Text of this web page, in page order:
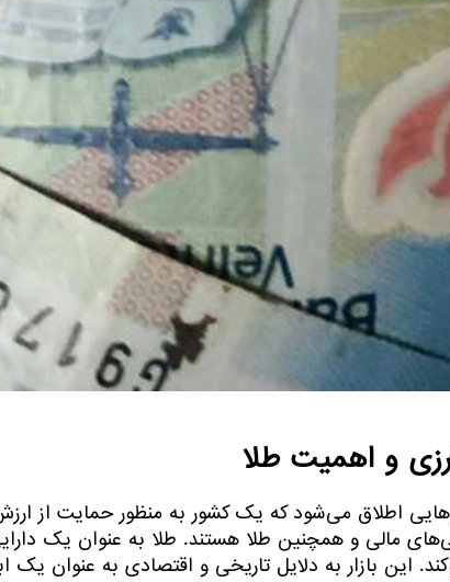
و اهمیت طلا
اطلاق می‌شود که یک کشور به منظور حمایت از
مالی و همچنین طلا هستند. طلا به عنوان یک
این بازار به دلایل تاریخی و اقتصادی به عنوان